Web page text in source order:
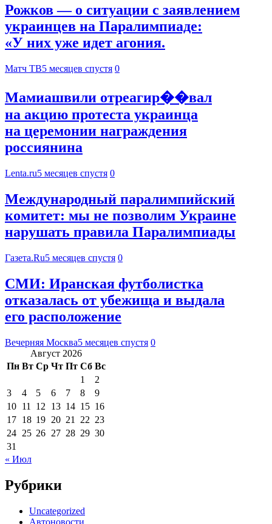
Рожков — о ситуации с заявлением
украинцев на Паралимпиаде:
«У них уже идет агония.
Матч ТВ5 месяцев спустя 0
Мамиашвили отреагир��вал
на акцию протеста украинца
на церемонии награждения
россиянина
Lenta.ru5 месяцев спустя 0
Международный паралимпийский
комитет: мы не позволим Украине
нарушать правила Паралимпиады
Газета.Ru5 месяцев спустя 0
СМИ: Иранская футболистка
отказалась от убежища и выдала
его расположение
Вечерняя Москва5 месяцев спустя 0
Август 2026
Пн Вт Ср Чт Пт Сб Вс
1
2
3
4 5 6 7 8
9
10 11 12 13 14 15 16
17 18 19 20 21 22 23
24 25 26 27 28 29 30
31
« Июл
Рубрики
Uncategorized
Автоновости